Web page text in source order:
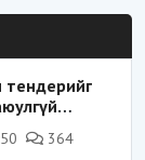
тендерийг
364